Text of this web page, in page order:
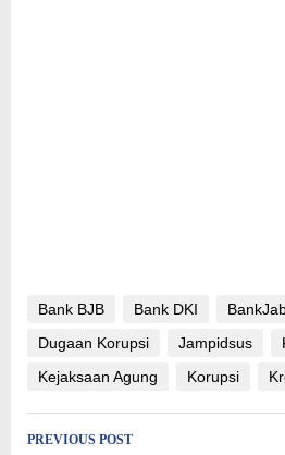
Bank BJB Bank DKI
Dugaan Korupsi
Jampidsus
Kejaksaan Agung
Korupsi
Post
PREVIOUS POST